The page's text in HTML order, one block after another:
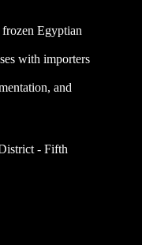
Egyptian
with importers
and
- Fifth